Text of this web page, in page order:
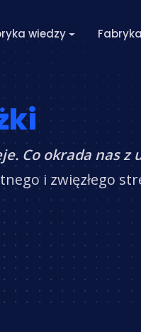
wiedzy
Co okrada nas z
i zwięzłego